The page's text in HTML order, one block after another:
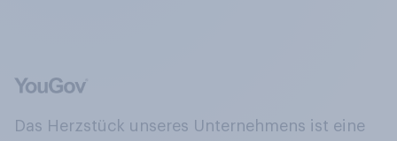
Das Herzstück unseres Unternehmens ist eine